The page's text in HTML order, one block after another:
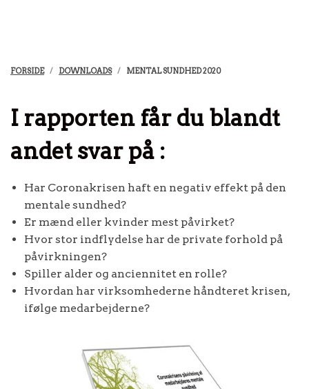
FORSIDE DOWNLOADS MENTAL SUNDHED 2020
I rapporten får du blandt
andet svar på :
Har Coronakrisen haft en negativ effekt på den
mentale sundhed?
Er mænd eller kvinder mest påvirket?
Hvor stor indflydelse har de private forhold på
påvirkningen?
Spiller alder og anciennitet en rolle?
Hvordan har virksomhederne håndteret krisen,
ifølge medarbejderne?